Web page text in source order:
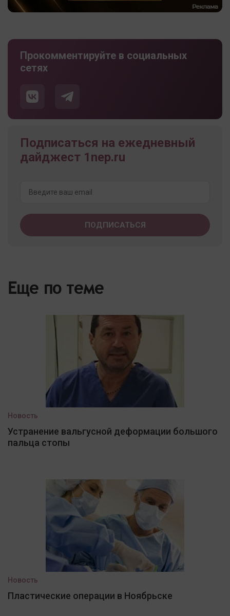
Прокомментируйте в социальных
сетях
Подписаться на ежедневный
дайджест 1nep.ru
Еще по теме
Новость
Устранение вальгусной деформации большого
пальца стопы
Новость
Пластические операции в Ноябрьске